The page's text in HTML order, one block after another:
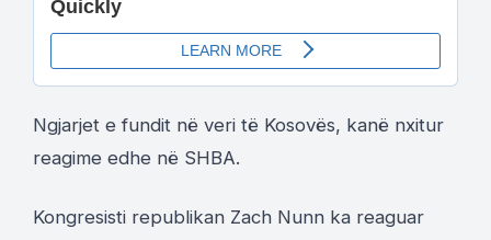
Ngjarjet e fundit në veri të Kosovës, kanë nxitur
reagime edhe në SHBA.
Kongresisti republikan Zach Nunn ka reaguar